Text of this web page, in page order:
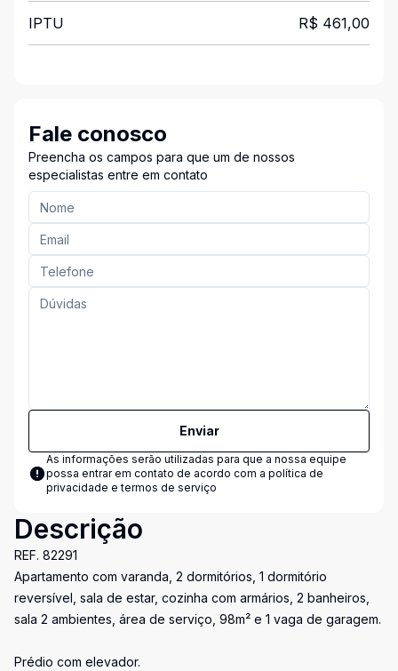
IPTU R$ 461,00
Fale conosco
Preencha os campos para que um de nossos
especialistas entre em contato
Enviar
As informações serão utilizadas para que a nossa equipe
possa entrar em contato de acordo com a política de
privacidade e termos de serviço
Descrição
REF. 82291
Apartamento com varanda, 2 dormitórios, 1 dormitório
reversível, sala de estar, cozinha com armários, 2 banheiros,
sala 2 ambientes, área de serviço, 98m² e 1 vaga de garagem.
Prédio com elevador.